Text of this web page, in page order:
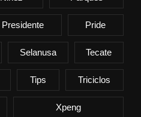
Presidente Pride
Selanusa Tecate
Tips Triciclos
Xpeng